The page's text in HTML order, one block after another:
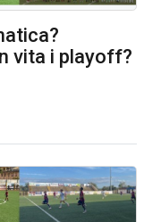
vita i playoff?